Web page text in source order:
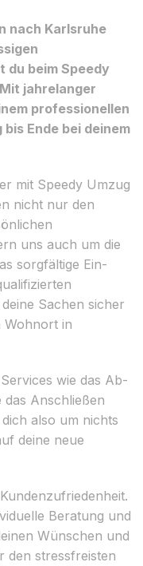
nach Karlsruhe
du beim Speedy
jahrelanger
professionellen
Ende bei deinem
mit Speedy Umzug
nicht nur den
uns auch um die
sorgfältige Ein-
Sachen sicher
Wohnort in
wie das Ab-
Anschließen
also um nichts
deine neue
Beratung und
Wünschen und
den stressfreisten